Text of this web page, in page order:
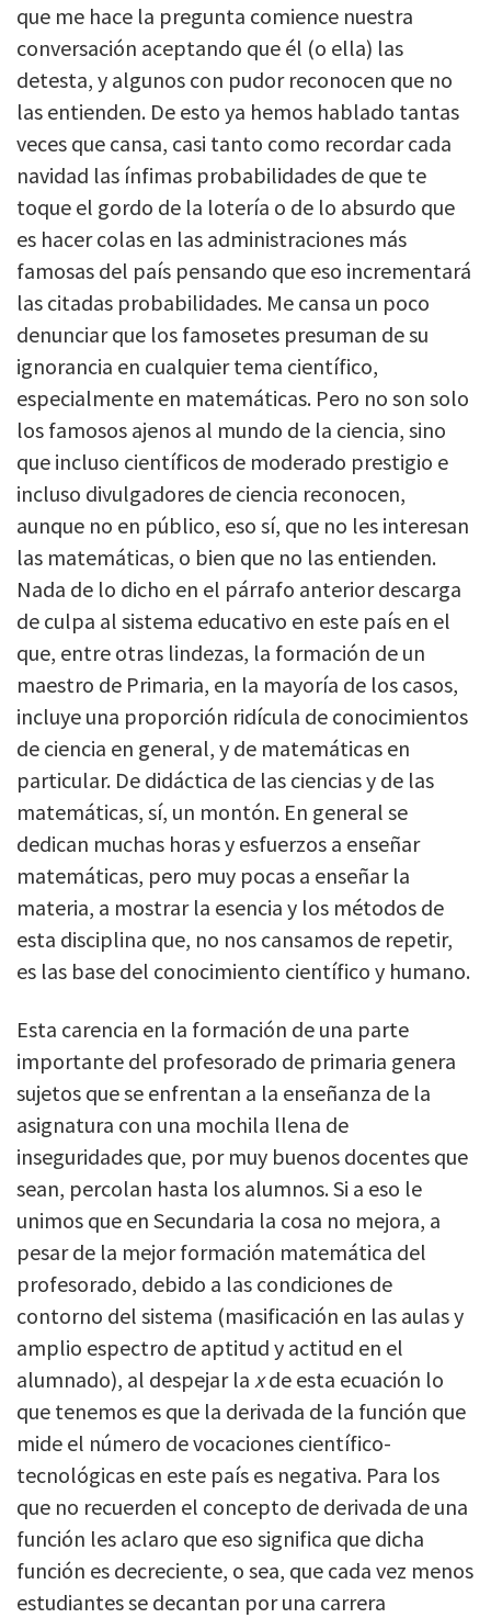
que me hace la pregunta comience nuestra
conversación aceptando que él (o ella) las
detesta, y algunos con pudor reconocen que no
las entienden. De esto ya hemos hablado tantas
veces que cansa, casi tanto como recordar cada
navidad las ínfimas probabilidades de que te
toque el gordo de la lotería o de lo absurdo que
es hacer colas en las administraciones más
famosas del país pensando que eso incrementará
las citadas probabilidades. Me cansa un poco
denunciar que los famosetes presuman de su
ignorancia en cualquier tema científico,
especialmente en matemáticas. Pero no son solo
los famosos ajenos al mundo de la ciencia, sino
que incluso científicos de moderado prestigio e
incluso divulgadores de ciencia reconocen,
aunque no en público, eso sí, que no les interesan
las matemáticas, o bien que no las entienden.
Nada de lo dicho en el párrafo anterior descarga
de culpa al sistema educativo en este país en el
que, entre otras lindezas, la formación de un
maestro de Primaria, en la mayoría de los casos,
incluye una proporción ridícula de conocimientos
de ciencia en general, y de matemáticas en
particular. De didáctica de las ciencias y de las
matemáticas, sí, un montón. En general se
dedican muchas horas y esfuerzos a enseñar
matemáticas, pero muy pocas a enseñar la
materia, a mostrar la esencia y los métodos de
esta disciplina que, no nos cansamos de repetir,
es las base del conocimiento científico y humano.
Esta carencia en la formación de una parte
importante del profesorado de primaria genera
sujetos que se enfrentan a la enseñanza de la
asignatura con una mochila llena de
inseguridades que, por muy buenos docentes que
sean, percolan hasta los alumnos. Si a eso le
unimos que en Secundaria la cosa no mejora, a
pesar de la mejor formación matemática del
profesorado, debido a las condiciones de
contorno del sistema (masificación en las aulas y
amplio espectro de aptitud y actitud en el
alumnado), al despejar la xde esta ecuación lo
que tenemos es que la derivada de la función que
mide el número de vocaciones científico-
tecnológicas en este país es negativa. Para los
que no recuerden el concepto de derivada de una
función les aclaro que eso significa que dicha
función es decreciente, o sea, que cada vez menos
estudiantes se decantan por una carrera